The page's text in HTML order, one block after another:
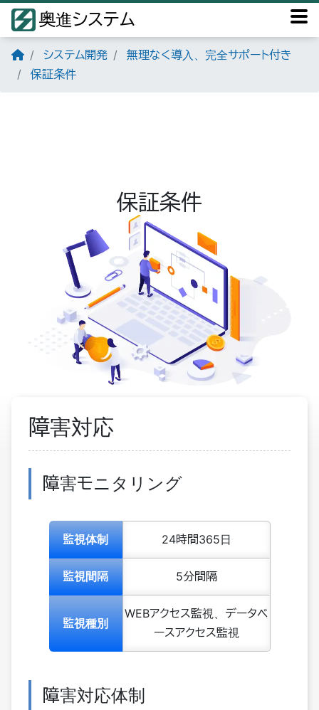
奥進システム
システム開発
無理なく導入、完全サポート付き
保証条件
保証条件
障害対応
障害モニタリング
監視体制 24時間365日
監視間隔 5分間隔
監視種別
WEBアクセス監視、データベ
ースアクセス監視
障害対応体制